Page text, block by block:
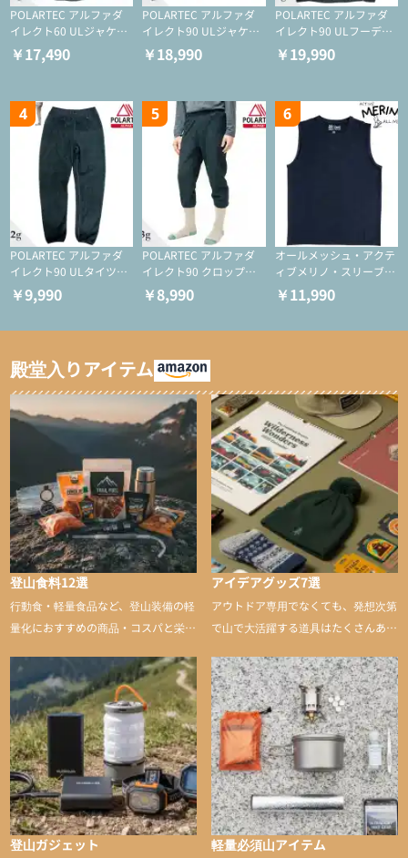
POLARTEC アルファダ
イレクト60 ULジャケッ
ト（登山/ミドルレイヤ
ー/化繊ジャケット）
￥17,490
POLARTEC アルファダ
イレクト90 ULジャケッ
ト（アクティブインサレ
ーション/ミドルレイヤ
￥18,990
POLARTEC アルファダ
イレクト90 ULフーディ
（アクティブインサレー
ション/ミドルレイヤー/
￥19,990
4
POLARTEC アルファダ
イレクト90 ULタイツ
（アクティブインサレー
ション/テント泊用パジ
￥9,990
5
POLARTEC アルファダ
イレクト90 クロップド
ULタイツ（アクティブ
インサレーション/テン
￥8,990
6
オールメッシュ・アクテ
ィブメリノ・スリーブレ
ス
￥11,990
殿堂入りアイテム
登山食料12選
行動食・軽量食品など、登山装備の軽
量化におすすめの商品・コスパと栄養
アイデアグッズ7選
アウトドア専用でなくても、発想次第
で山で大活躍する道具はたくさんあり
山に持ち込むと快適性や安心感をグッ
と引き上げてくれる――そんな意外性
のあるアイテムを紹介
登山ガジェット 軽量必須山アイテム